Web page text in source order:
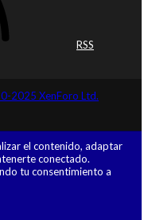
RSS
2025 XenForo Ltd.
el contenido, adaptar
conectado.
tu consentimiento a